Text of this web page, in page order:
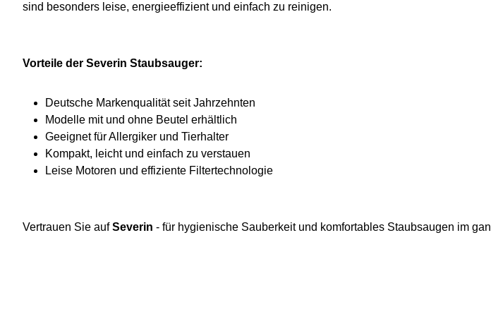
sind besonders leise, energieeffizient und einfach zu reinigen.
Vorteile der Severin Staubsauger:
Deutsche Markenqualität seit Jahrzehnten
Modelle mit und ohne Beutel erhältlich
Geeignet für Allergiker und Tierhalter
Kompakt, leicht und einfach zu verstauen
Leise Motoren und effiziente Filtertechnologie
Vertrauen Sie aufSeverin - für hygienische Sauberkeit und komfortables Staubsaugen im